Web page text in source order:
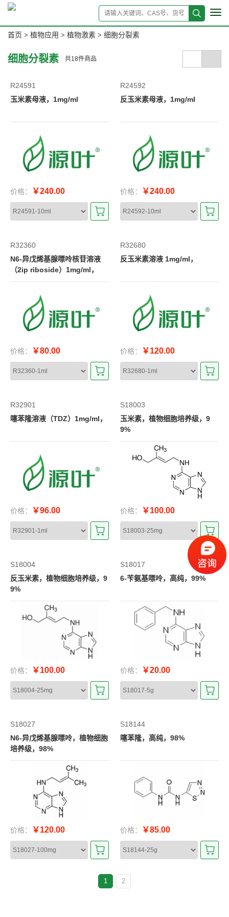
首页 > 植物应用 > 植物激素 > 细胞分裂素
细胞分裂素 共18件商品
R24591
玉米素母液，1mg/ml
价格： ￥240.00
R24592
反玉米素母液，1mg/ml
价格： ￥240.00
R32360
N6-异戊烯基腺嘌呤核苷溶液
（2ip riboside）1mg/ml，
价格： ￥80.00
R32680
反玉米素溶液 1mg/ml，
价格： ￥120.00
R32901
噻苯隆溶液（TDZ）1mg/ml，
价格： ￥96.00
S18003
玉米素，植物细胞培养级，9
9%
价格： ￥100.00
S18004
反玉米素，植物细胞培养级，9
9%
价格： ￥100.00
S18017
6-苄氨基嘌呤，高纯，99%
价格： ￥20.00
S18027
N6-异戊烯基腺嘌呤，植物细胞
培养级，98%
价格： ￥120.00
S18144
噻苯隆，高纯，98%
价格： ￥85.00
1 2